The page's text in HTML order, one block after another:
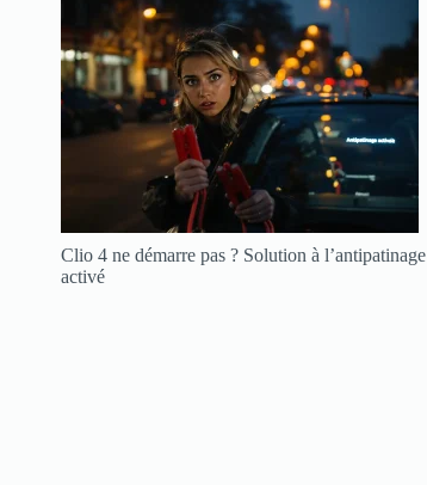
Clio 4 ne démarre pas ? Solution à l’antipatinage
activé